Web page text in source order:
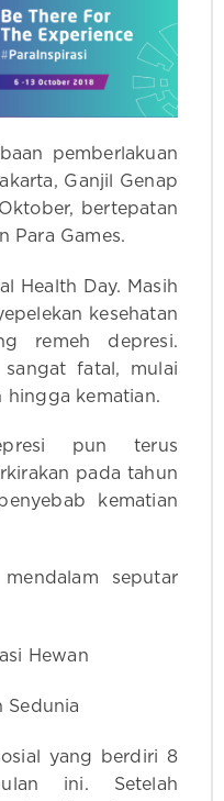
pemberlakuan
Ganjil Genap
bertepatan
Para Games.
Health Day. Masih
kesehatan
remeh depresi.
sangat fatal, mulai
hingga kematian.
pun terus
pada tahun
kematian
seputar
Hewan
Sedunia
yang berdiri 8
ini. Setelah